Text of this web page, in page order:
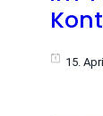
15.